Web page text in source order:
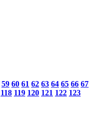
59 60 61 62 63 64 65 66 67
118 119 120 121 122 123